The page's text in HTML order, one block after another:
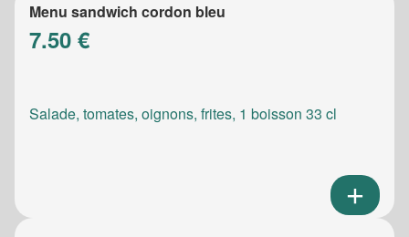
Menu sandwich cordon bleu
7.50 €
Salade, tomates, oignons, frites, 1 boisson 33 cl